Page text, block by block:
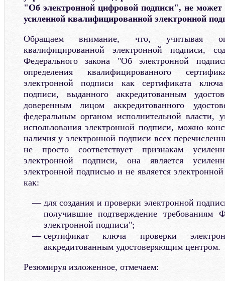
"Об электронной цифровой подписи", не может
усиленной квалифицированной электронной
Обращаем внимание, что, учитывая
квалифицированной электронной подписи,
Федерального закона "Об электронной
определения квалифицированного
электронной подписи как сертификата
подписи, выданного аккредитованным
доверенным лицом аккредитованного
федеральным органом исполнительной власти,
использования электронной подписи, можно
наличия у электронной подписи всех
не просто соответствует признакам
электронной подписи, она является
электронной подписью и не является
как:
для создания и проверки электронной
получившие подтверждение требованиям
электронной подписи";
сертификат ключа проверки
аккредитованным удостоверяющим центром.
Резюмируя изложенное, отмечаем: